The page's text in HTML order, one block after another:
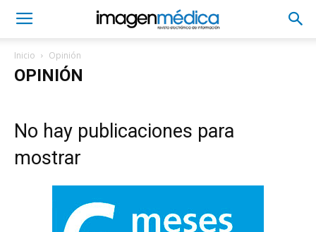
Inicio Opinión
OPINIÓN
No hay publicaciones para
mostrar